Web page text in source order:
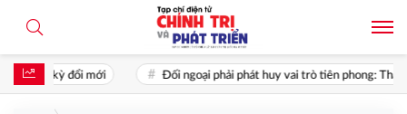
thời kỳ đổi mới Đối ngoại phải phát huy vai trò tiên phong: Thấy